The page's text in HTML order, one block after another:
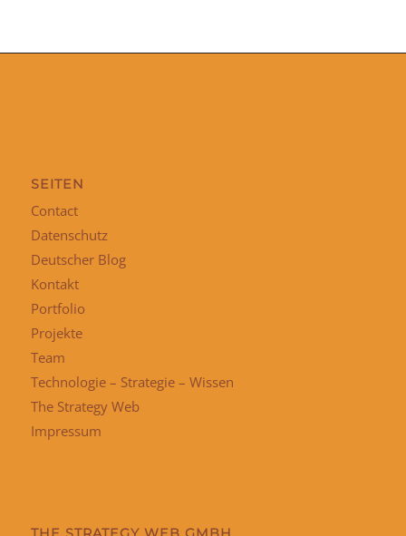
SEITEN
Contact
Datenschutz
Deutscher Blog
Kontakt
Portfolio
Projekte
Team
Technologie – Strategie – Wissen
The Strategy Web
Impressum